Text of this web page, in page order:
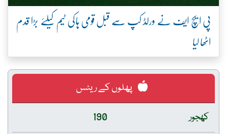
پی ایچ ایف نے ورلڈ کپ سے قبل قومی ہاکی ٹیم کیلئے بڑا قدم
اٹھا لیا
پھلوں کے ریٹس
کھجور
190